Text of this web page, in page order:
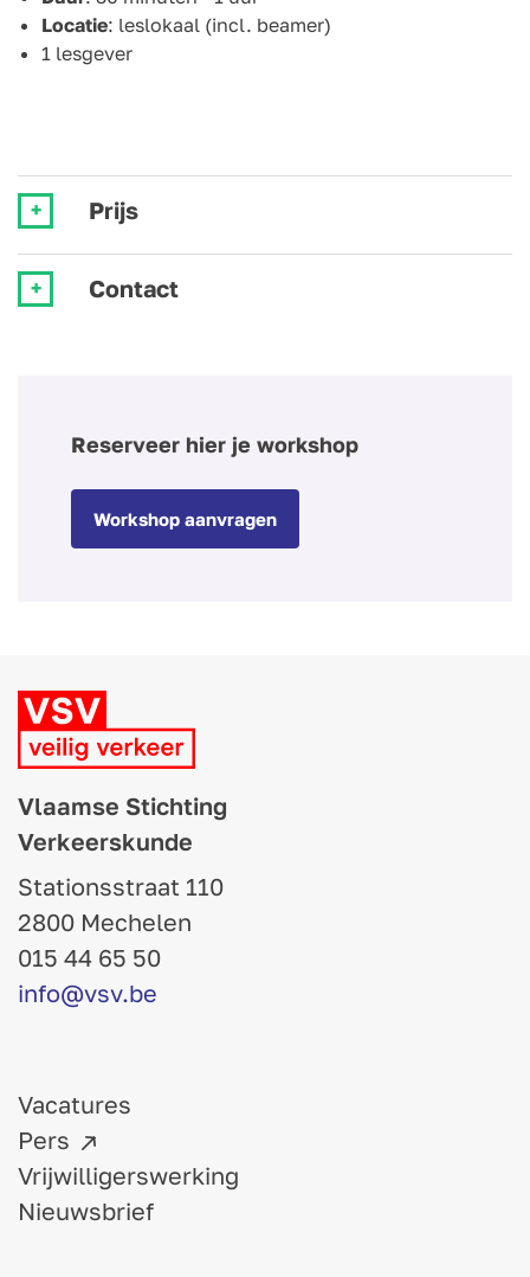
Locatie: leslokaal (incl. beamer)
1 lesgever
Prijs
Contact
Reserveer hier je workshop
Workshop aanvragen
Vlaamse Stichting
Verkeerskunde
Stationsstraat 110
2800 Mechelen
015 44 65 50
info@vsv.be
Vacatures
Pers
Vrijwilligerswerking
Nieuwsbrief